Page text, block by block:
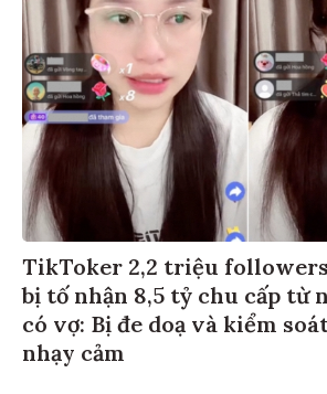
TikToker 2,2 triệu
bị tố nhận 8,5 tỷ chu cấp từ
có vợ: Bị đe doạ và kiểm
nhạy cảm